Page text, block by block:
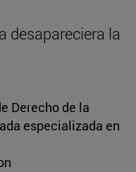
desapareciera la
Derecho de la
especializada en